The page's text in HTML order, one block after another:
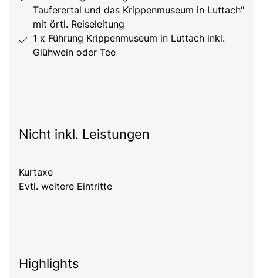
Tauferertal und das Krippenmuseum in Luttach"
mit örtl. Reiseleitung
1 x Führung Krippenmuseum in Luttach inkl.
Glühwein oder Tee
Nicht inkl. Leistungen
Kurtaxe
Evtl. weitere Eintritte
Highlights